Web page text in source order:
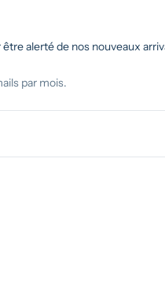
alerté de nos nouveaux
par mois.